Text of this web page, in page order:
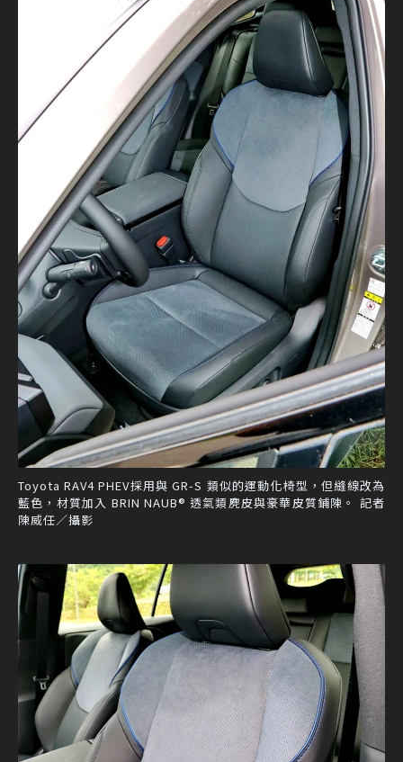
Toyota RAV4 PHEV採用與 GR-S 類似的運動化椅型，但縫線改為
藍色，材質加入 BRIN NAUB® 透氣類麂皮與豪華皮質鋪陳。 記者
陳威任／攝影